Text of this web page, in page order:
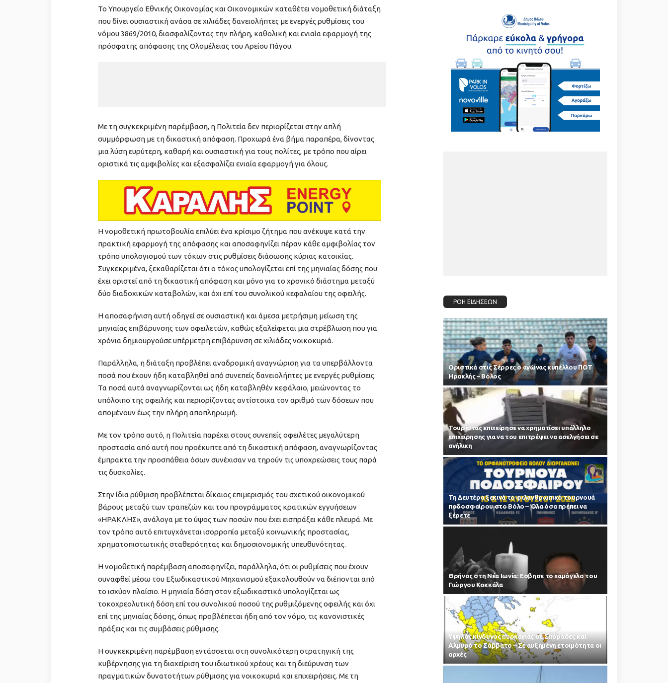
Το Υπουργείο Εθνικής Οικονομίας και Οικονομικών καταθέτει νομοθετική διάταξη
που δίνει ουσιαστική ανάσα σε χιλιάδες δανειολήπτες με ενεργές ρυθμίσεις του
νόμου 3869/2010, διασφαλίζοντας την πλήρη, καθολική και ενιαία εφαρμογή της
πρόσφατης απόφασης της Ολομέλειας του Αρείου Πάγου.
Με τη συγκεκριμένη παρέμβαση, η Πολιτεία δεν περιορίζεται στην απλή
συμμόρφωση με τη δικαστική απόφαση. Προχωρά ένα βήμα παραπέρα, δίνοντας
μια λύση ευρύτερη, καθαρή και ουσιαστική για τους πολίτες, με τρόπο που αίρει
οριστικά τις αμφιβολίες και εξασφαλίζει ενιαία εφαρμογή για όλους.
Η νομοθετική πρωτοβουλία επιλύει ένα κρίσιμο ζήτημα που ανέκυψε κατά την
πρακτική εφαρμογή της απόφασης και αποσαφηνίζει πέραν κάθε αμφιβολίας τον
τρόπο υπολογισμού των τόκων στις ρυθμίσεις διάσωσης κύριας κατοικίας.
Συγκεκριμένα, ξεκαθαρίζεται ότι ο τόκος υπολογίζεται επί της μηνιαίας δόσης που
έχει οριστεί από τη δικαστική απόφαση και μόνο για το χρονικό διάστημα μεταξύ
δύο διαδοχικών καταβολών, και όχι επί του συνολικού κεφαλαίου της οφειλής.
Η αποσαφήνιση αυτή οδηγεί σε ουσιαστική και άμεσα μετρήσιμη μείωση της
μηνιαίας επιβάρυνσης των οφειλετών, καθώς εξαλείφεται μια στρέβλωση που για
χρόνια δημιουργούσε υπέρμετρη επιβάρυνση σε χιλιάδες νοικοκυριά.
Παράλληλα, η διάταξη προβλέπει αναδρομική αναγνώριση για τα υπερβάλλοντα
ποσά που έχουν ήδη καταβληθεί από συνεπείς δανειολήπτες με ενεργές ρυθμίσεις.
Τα ποσά αυτά αναγνωρίζονται ως ήδη καταβληθέν κεφάλαιο, μειώνοντας το
υπόλοιπο της οφειλής και περιορίζοντας αντίστοιχα τον αριθμό των δόσεων που
απομένουν έως την πλήρη αποπληρωμή.
Με τον τρόπο αυτό, η Πολιτεία παρέχει στους συνεπείς οφειλέτες μεγαλύτερη
προστασία από αυτή που προέκυπτε από τη δικαστική απόφαση, αναγνωρίζοντας
έμπρακτα την προσπάθεια όσων συνέχισαν να τηρούν τις υποχρεώσεις τους παρά
τις δυσκολίες.
Στην ίδια ρύθμιση προβλέπεται δίκαιος επιμερισμός του σχετικού οικονομικού
βάρους μεταξύ των τραπεζών και του προγράμματος κρατικών εγγυήσεων
«ΗΡΑΚΛΗΣ», ανάλογα με το ύψος των ποσών που έχει εισπράξει κάθε πλευρά. Με
τον τρόπο αυτό επιτυγχάνεται ισορροπία μεταξύ κοινωνικής προστασίας,
χρηματοπιστωτικής σταθερότητας και δημοσιονομικής υπευθυνότητας.
Η νομοθετική παρέμβαση αποσαφηνίζει, παράλληλα, ότι οι ρυθμίσεις που έχουν
συναφθεί μέσω του Εξωδικαστικού Μηχανισμού εξακολουθούν να διέπονται από
το ισχύον πλαίσιο. Η μηνιαία δόση στον εξωδικαστικό υπολογίζεται ως
τοκοχρεολυτική δόση επί του συνολικού ποσού της ρυθμιζόμενης οφειλής και όχι
επί της μηνιαίας δόσης, όπως προβλέπεται ήδη από τον νόμο, τις κανονιστικές
πράξεις και τις συμβάσεις ρύθμισης.
Η συγκεκριμένη παρέμβαση εντάσσεται στη συνολικότερη στρατηγική της
κυβέρνησης για τη διαχείριση του ιδιωτικού χρέους και τη διεύρυνση των
πραγματικών δυνατοτήτων ρύθμισης για νοικοκυριά και επιχειρήσεις. Με τη
ΡΟΗ ΕΙΔΗΣΕΩΝ
Οριστικά στις Σέρρες ο αγώνας κυπέλλου ΠΟΤ
Ηρακλής – Βόλος
Τουρίστας επιχείρησε να χρηματίσει υπάλληλο
επιχείρησης για να του επιτρέψει να ασελγήσει σε
ανήλικη
Τη Δευτέρα ξεκινά το φιλανθρωπικό τουρνουά
ποδοσφαίρου στο Βόλο – Όλα όσα πρέπει να
ξέρετε
Θρήνος στη Νέα Ιωνία: Εσβησε το χαμόγελο του
Γιώργου Κοκκάλα
Υψηλός κίνδυνος πυρκαγιάς σε Σποράδες και
Αλμυρό το Σάββατο – Σε αυξημένη ετοιμότητα οι
αρχές